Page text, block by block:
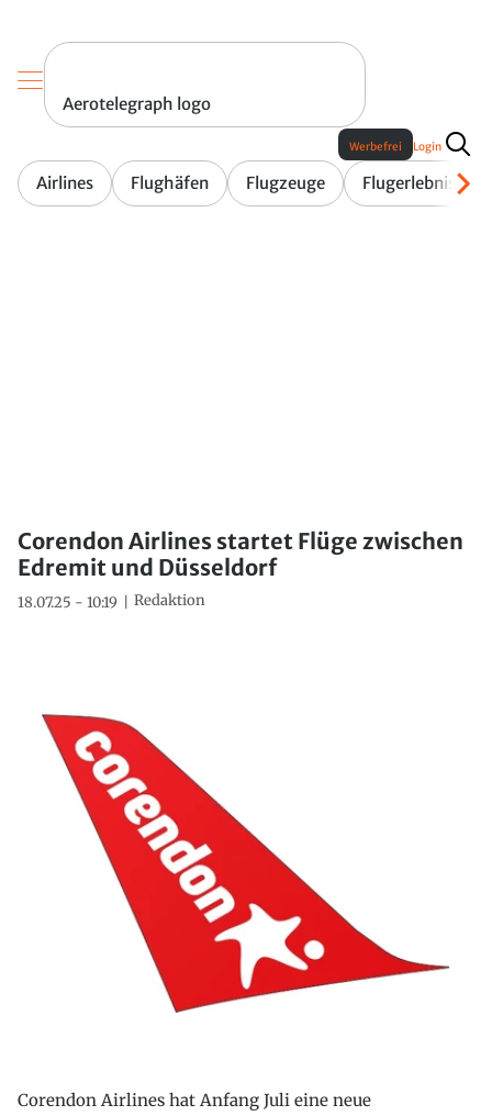
Aerotelegraph logo
Airlines Flughäfen Flugzeuge Flugerlebnis
Werbefrei Login
Corendon Airlines startet Flüge zwischen
Edremit und Düsseldorf
18.07.25 - 10:19 Redaktion
Corendon Airlines hat Anfang Juli eine neue